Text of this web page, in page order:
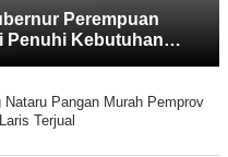
Perempuan
Penuhi Kebutuhan
Nataru Pangan Murah Pemprov
Terjual